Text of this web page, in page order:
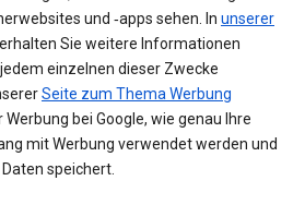
und ‑apps sehen. In unserer
erhalten Sie weitere Informationen
einzelnen dieser Zwecke
Seite zum Thema Werbung
bei Google, wie genau Ihre
mit Werbung verwendet werden und
speichert.